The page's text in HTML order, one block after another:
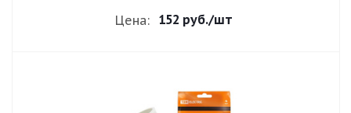
Цена: 152 руб./шт